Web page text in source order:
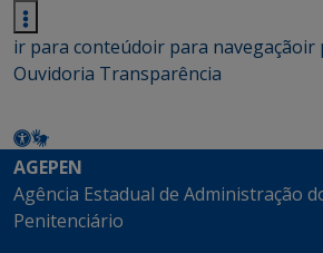
ir para conteúdoir para navegaçãoir
Ouvidoria Transparência
AGEPEN
Agência Estadual de Administração
Penitenciário